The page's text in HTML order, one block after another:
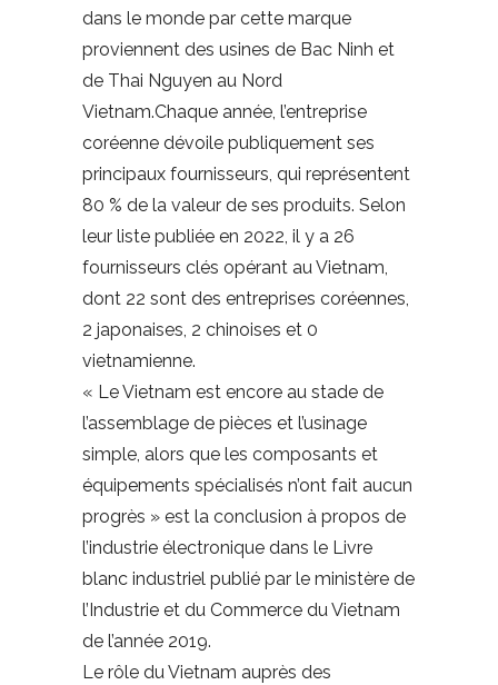
dans le monde par cette marque
proviennent des usines de Bac Ninh et
de Thai Nguyen au Nord
Vietnam.Chaque année, l’entreprise
coréenne dévoile publiquement ses
principaux fournisseurs, qui représentent
80 % de la valeur de ses produits. Selon
leur liste publiée en 2022, il y a 26
fournisseurs clés opérant au Vietnam,
dont 22 sont des entreprises coréennes,
2 japonaises, 2 chinoises et 0
vietnamienne.
« Le Vietnam est encore au stade de
l’assemblage de pièces et l’usinage
simple, alors que les composants et
équipements spécialisés n’ont fait aucun
progrès » est la conclusion à propos de
l’industrie électronique dans le Livre
blanc industriel publié par le ministère de
l’Industrie et du Commerce du Vietnam
de l’année 2019.
Le rôle du Vietnam auprès des